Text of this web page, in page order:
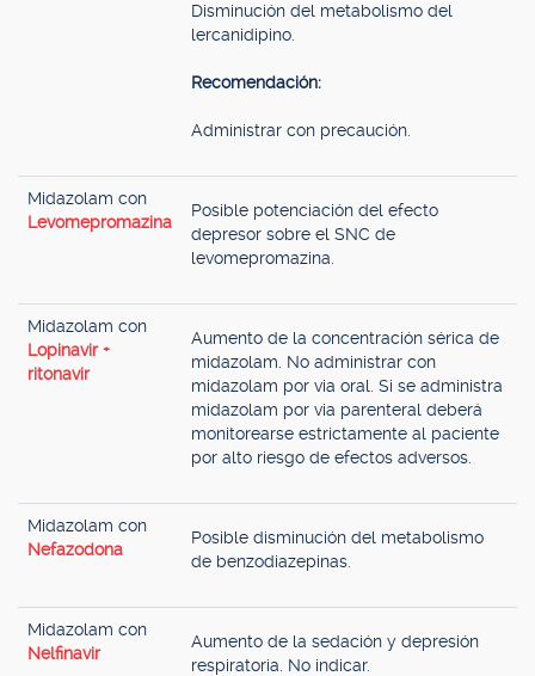
Disminución del metabolismo del
lercanidipino.
Recomendación:
Administrar con precaución.
Midazolam con
Levomepromazina
Posible potenciación del efecto
depresor sobre el SNC de
levomepromazina.
Midazolam con
Lopinavir +
ritonavir
Aumento de la concentración sérica de
midazolam. No administrar con
midazolam por via oral. Si se administra
midazolam por via parenteral deberá
monitorearse estrictamente al paciente
por alto riesgo de efectos adversos.
Midazolam con
Nefazodona
Posible disminución del metabolismo
de benzodiazepinas.
Midazolam con
Nelfinavir
Aumento de la sedación y depresión
respiratoria. No indicar.